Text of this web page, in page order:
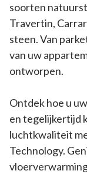
soorten
Travertin,
steen. Van
van uw
ontworpen.
Ontdek hoe u
en tegelijkertijd
luchtkwaliteit
Technology.